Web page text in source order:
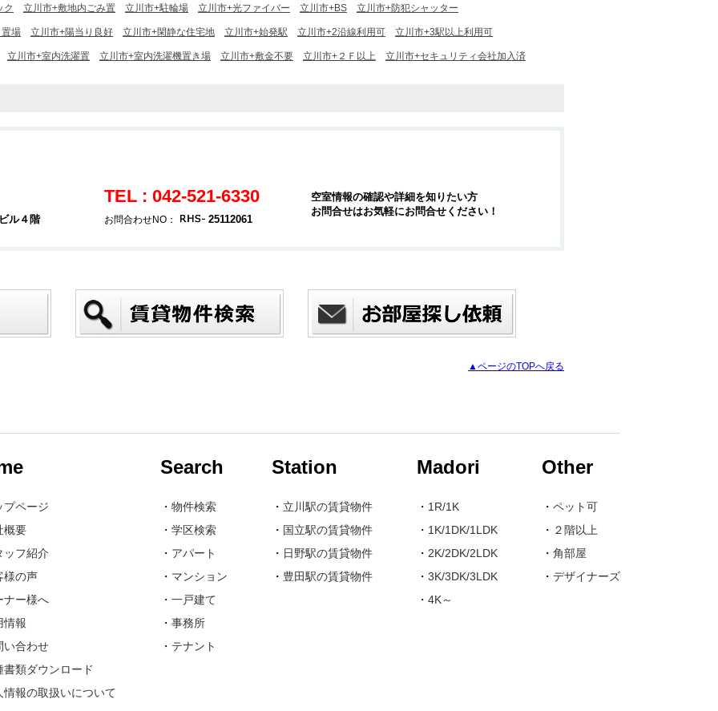
ク 立川市+敷地内ごみ置 立川市+駐輪場 立川市+光ファイバー 立川市+BS 立川市+防犯シャッター
場 立川市+陽当り良好 立川市+閑静な住宅地 立川市+始発駅 立川市+2沿線利用可 立川市+3駅以上利用可
立川市+室内洗濯置 立川市+室内洗濯機置き場 立川市+敷金不要 立川市+２Ｆ以上 立川市+セキュリティ会社加入済
ル４階
TEL : 042-521-6330
お問合わせNO： 25112061
空室情報の確認や詳細を知りたい方
お問合せはお気軽にお問合せください！
▲ページのTOPへ戻る
プページ
概要
ッフ紹介
様の声
ナー様へ
情報
い合わせ
書類ダウンロード
情報の取扱いについて
Search
・ 物件検索
・ 学区検索
・ アパート
・ マンション
・ 一戸建て
・ 事務所
・ テナント
Station
・ 立川駅の賃貸物件
・ 国立駅の賃貸物件
・ 日野駅の賃貸物件
・ 豊田駅の賃貸物件
Madori
・ 1R/1K
・ 1K/1DK/1LDK
・ 2K/2DK/2LDK
・ 3K/3DK/3LDK
・ 4K～
Other
・ ペット可
・ ２階以上
・ 角部屋
・ デザイナーズ